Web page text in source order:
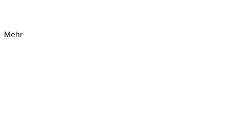
Mehr